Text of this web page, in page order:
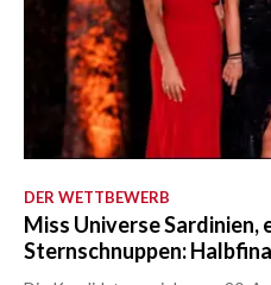
DER WETTBEWERB
Miss Universe
Sternschnuppen: